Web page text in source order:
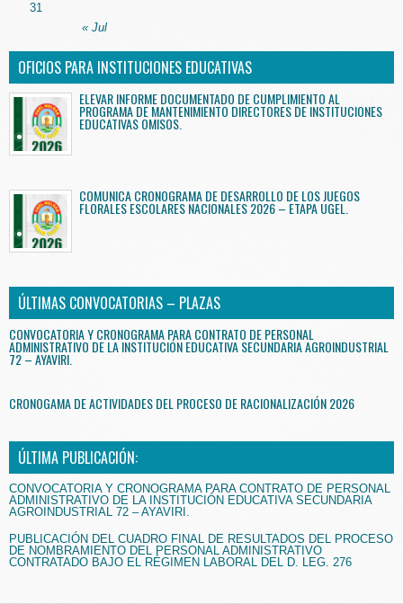
« Jul
31
OFICIOS PARA INSTITUCIONES EDUCATIVAS
ELEVAR INFORME DOCUMENTADO DE CUMPLIMIENTO AL
PROGRAMA DE MANTENIMIENTO DIRECTORES DE INSTITUCIONES
EDUCATIVAS OMISOS.
COMUNICA CRONOGRAMA DE DESARROLLO DE LOS JUEGOS
FLORALES ESCOLARES NACIONALES 2026 – ETAPA UGEL.
ÚLTIMAS CONVOCATORIAS – PLAZAS
CONVOCATORIA Y CRONOGRAMA PARA CONTRATO DE PERSONAL
ADMINISTRATIVO DE LA INSTITUCIÓN EDUCATIVA SECUNDARIA AGROINDUSTRIAL
72 – AYAVIRI.
CRONOGAMA DE ACTIVIDADES DEL PROCESO DE RACIONALIZACIÓN 2026
ÚLTIMA PUBLICACIÓN:
CONVOCATORIA Y CRONOGRAMA PARA CONTRATO DE PERSONAL
ADMINISTRATIVO DE LA INSTITUCIÓN EDUCATIVA SECUNDARIA
AGROINDUSTRIAL 72 – AYAVIRI.
PUBLICACIÓN DEL CUADRO FINAL DE RESULTADOS DEL PROCESO
DE NOMBRAMIENTO DEL PERSONAL ADMINISTRATIVO
CONTRATADO BAJO EL RÉGIMEN LABORAL DEL D. LEG. 276